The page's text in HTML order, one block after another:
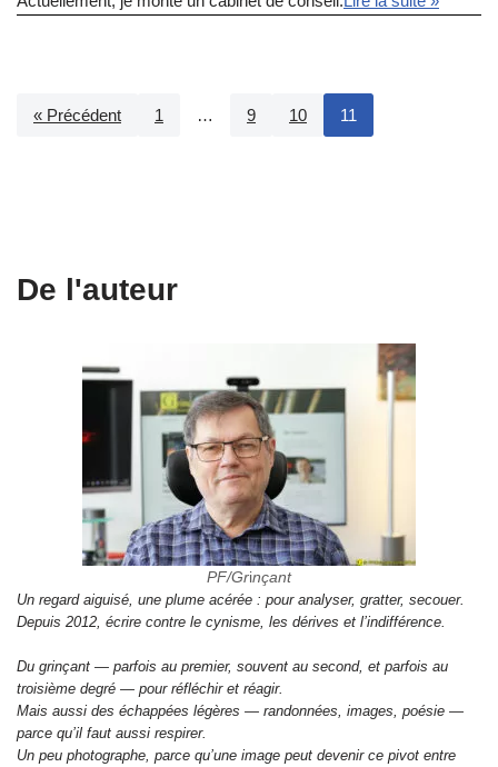
« Précédent 1 … 9 10 11
De l'auteur
PF/Grinçant
Un regard aiguisé, une plume acérée : pour analyser, gratter, secouer.
Depuis 2012, écrire contre le cynisme, les dérives et l’indifférence.
Du grinçant — parfois au premier, souvent au second, et parfois au
troisième degré — pour réfléchir et réagir.
Mais aussi des échappées légères — randonnées, images, poésie —
parce qu’il faut aussi respirer.
Un peu photographe, parce qu’une image peut devenir ce pivot entre